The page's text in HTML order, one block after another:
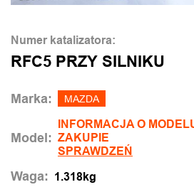
Numer katalizatora:
RFC5 PRZY SILNIKU
Marka: MAZDA
Model:
INFORMACJA O
ZAKUPIE
SPRAWDZEŃ
Waga: 1.318kg